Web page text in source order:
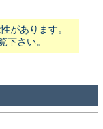
があります。
下さい。